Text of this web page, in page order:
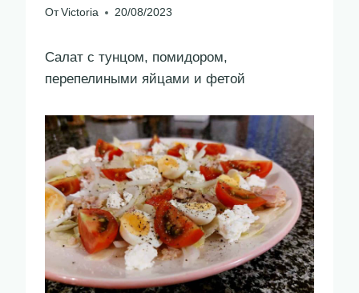
От Victoria 20/08/2023
Салат с тунцом, помидором,
перепелиными яйцами и фетой